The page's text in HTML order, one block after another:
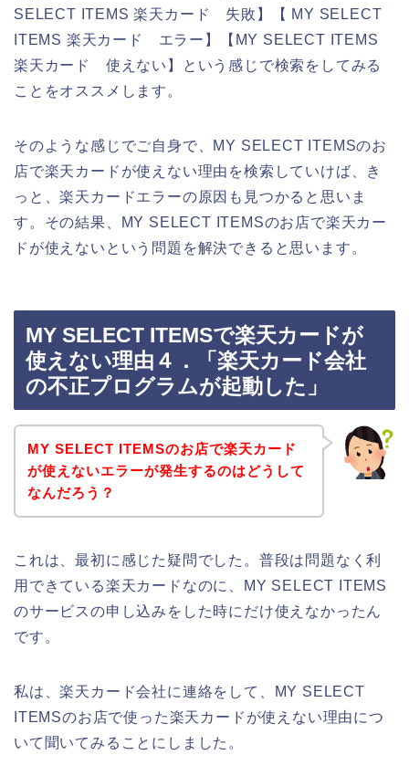
SELECT ITEMS 楽天カード 失敗】【 MY SELECT
ITEMS 楽天カード エラー】【MY SELECT ITEMS
楽天カード 使えない】という感じで検索をしてみる
ことをオススメします。
そのような感じでご自身で、MY SELECT ITEMSのお
店で楽天カードが使えない理由を検索していけば、き
っと、楽天カードエラーの原因も見つかると思いま
す。その結果、MY SELECT ITEMSのお店で楽天カー
ドが使えないという問題を解決できると思います。
MY SELECT ITEMSで楽天カードが
使えない理由４．「楽天カード会社
の不正プログラムが起動した」
MY SELECT ITEMSのお店で楽天カード
が使えないエラーが発生するのはどうして
なんだろう？
これは、最初に感じた疑問でした。普段は問題なく利
用できている楽天カードなのに、MY SELECT ITEMS
のサービスの申し込みをした時にだけ使えなかったん
です。
私は、楽天カード会社に連絡をして、MY SELECT
ITEMSのお店で使った楽天カードが使えない理由につ
いて聞いてみることにしました。